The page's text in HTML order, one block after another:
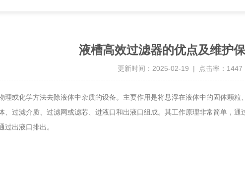
液槽高效过滤器的优点及维护
更新时间：2025-02-19 | 点击率：1447
化学方法去除液体中杂质的设备。主要作用是将悬浮在液体中的固体颗粒
、过滤介质、过滤网或滤芯、进液口和出液口组成。其工作原理非常简单，
过出液口排出。